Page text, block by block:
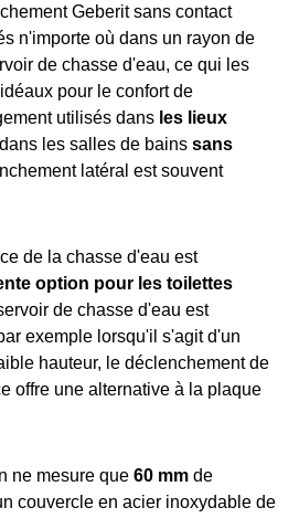
Geberit sans contact
n'importe où dans un rayon de
de chasse d'eau, ce qui les
pour le confort de
utilisés dans les lieux
les salles de bains sans
latéral est souvent
de la chasse d'eau est
option pour les toilettes
de chasse d'eau est
exemple lorsqu'il s'agit d'un
hauteur, le déclenchement de
offre une alternative à la plaque
ne mesure que 60 mm de
couvercle en acier inoxydable de